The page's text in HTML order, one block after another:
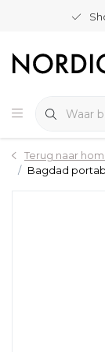
Terug naar
Bagdad